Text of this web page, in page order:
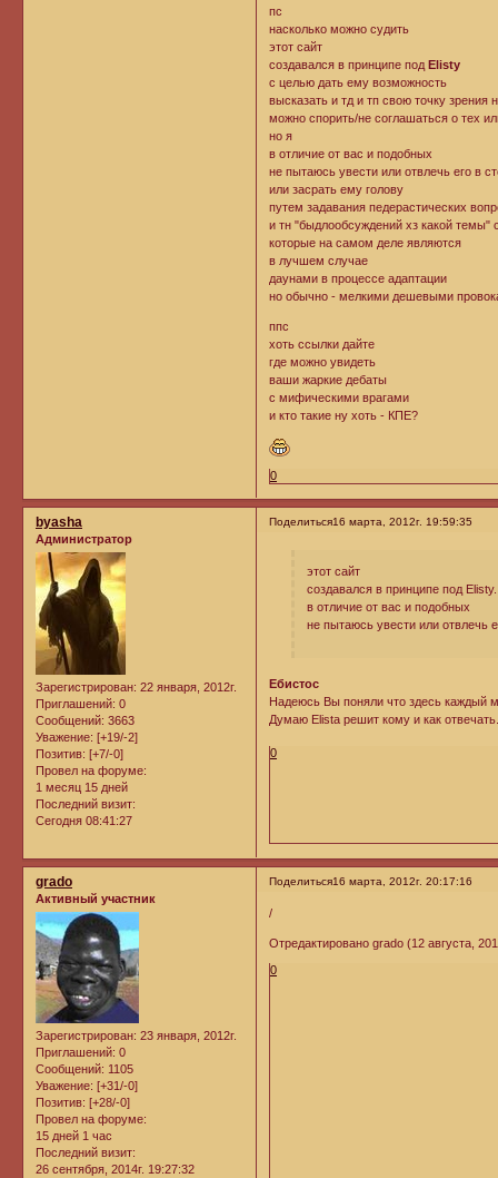
пс
насколько можно судить
этот сайт
создавался в принципе подElistу
с целью дать ему возможность
высказать и тд и тп свою точку зрения
можно спорить/не соглашаться о тех
но я
в отличие от вас и подобных
не пытаюсь увести или отвлечь его в
или засрать ему голову
путем задавания педерастических
и тн "быдлообсуждений хз какой темы"
которые на самом деле являются
в лучшем случае
даунами в процессе адаптации
но обычно - мелкими дешевыми
ппс
хоть ссылки дайте
где можно увидеть
ваши жаркие дебаты
с мифическими врагами
и кто такие ну хоть - КПЕ?
0
Поделиться16 марта, 2012г. 19:59:35
byasha
Администратор
Зарегистрирован: 22 января, 2012г.
Приглашений: 0
Сообщений: 3663
Уважение: [+19/-2]
Позитив: [+7/-0]
Провел на форуме:
1 месяц 15 дней
Последний визит:
Сегодня 08:41:27
этот сайт
создавался в принципе под
в отличие от вас и подобных
не пытаюсь увести или отвлечь
Ебистос
Надеюсь Вы поняли что здесь каждый
Думаю Elista решит кому и как
0
Поделиться16 марта, 2012г. 20:17:16
grado
Активный участник
Зарегистрирован: 23 января, 2012г.
Приглашений: 0
Сообщений: 1105
Уважение: [+31/-0]
Позитив: [+28/-0]
Провел на форуме:
15 дней 1 час
Последний визит:
26 сентября, 2014г. 19:27:32
/
Отредактировано grado (12 августа,
0